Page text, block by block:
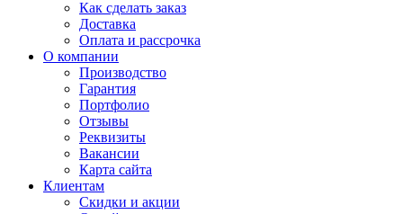
Как сделать заказ
Доставка
Оплата и рассрочка
О компании
Производство
Гарантия
Портфолио
Отзывы
Реквизиты
Вакансии
Карта сайта
Клиентам
Скидки и акции